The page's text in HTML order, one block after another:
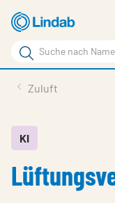
Zum
Hauptinhalt
springen
Suchbegriff
Seite
durchsuchen
Wissen & Service
Inspiration
Unternehmen
Zuluft
KI